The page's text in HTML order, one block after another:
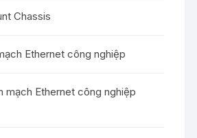
Chassis
Ethernet công nghiệp
mạch Ethernet công nghiệp